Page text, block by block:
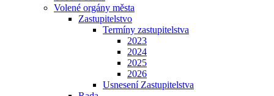
Volené orgány města
Zastupitelstvo
Termíny zastupitelstva
2023
2024
2025
2026
Usnesení Zastupitelstva